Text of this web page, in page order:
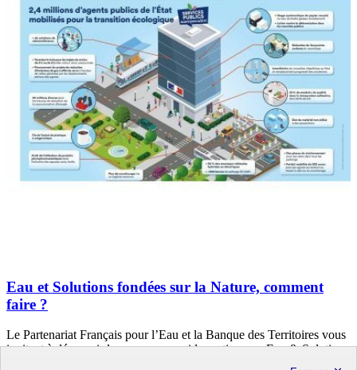
Eau et Solutions fondées sur la Nature, comment
faire ?
Le Partenariat Français pour l’Eau et la Banque des Territoires vous
invitent à découvrir leur nouveau guide pratique : « Eau & Solutions